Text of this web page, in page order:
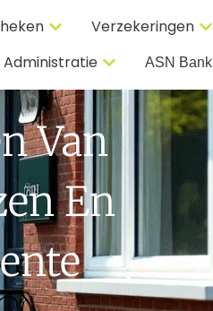
Verzekeringen
Administratie
ASN Bank
Van
En